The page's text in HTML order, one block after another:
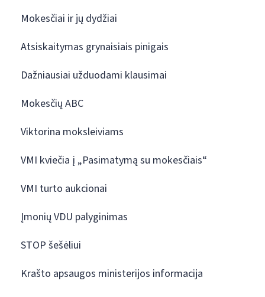
Mokesčiai ir jų dydžiai
Atsiskaitymas grynaisiais pinigais
Dažniausiai užduodami klausimai
Mokesčių ABC
Viktorina moksleiviams
VMI kviečia į „Pasimatymą su mokesčiais“
VMI turto aukcionai
Įmonių VDU palyginimas
STOP šešėliui
Krašto apsaugos ministerijos informacija